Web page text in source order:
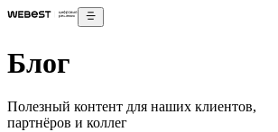
Блог
Полезный контент для наших клиентов,
партнёров и коллег